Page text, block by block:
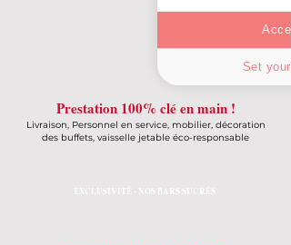
Prestation 100% clé en main !
Livraison, Personnel en service, mobilier, décoration
des buffets, vaisselle jetable éco-responsable
EXCLUSIVITÉ - NOS BARS SUCRÉS
Set